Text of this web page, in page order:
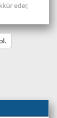
eder,